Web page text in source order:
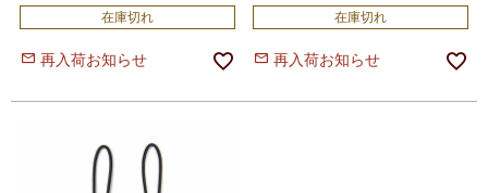
在庫切れ
再入荷お知らせ
在庫切れ
再入荷お知らせ